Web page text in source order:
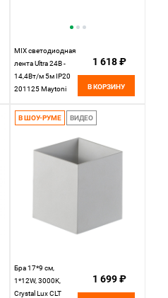
MIX светодиодная
лента Ultra 24В -
14,4Вт/м 5м IP20
201125 Maytoni
метр, отгружается
по 5 м
1 618 ₽
В КОРЗИНУ
В ШОУ-РУМЕ ВИДЕО
Бра 17*9 см,
1*12W, 3000K,
Crystal Lux CLT
1 699 ₽